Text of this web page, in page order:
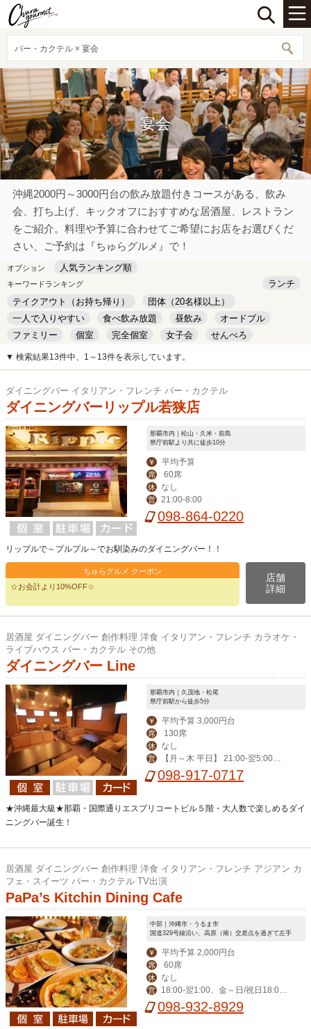
バー・カクテル × 宴会
宴会
沖縄2000円～3000円台の飲み放題付きコースがある、飲み
会、打ち上げ、キックオフにおすすめな居酒屋、レストラン
をご紹介。料理や予算に合わせてご希望にお店をお選びくだ
さい、ご予約は『ちゅらグルメ』で！
オプション 人気ランキング順
キーワードランキング
ランチ
テイクアウト（お持ち帰り）
団体（20名様以上）
一人で入りやすい
食べ飲み放題 昼飲み
オードブル
ファミリー
個室 完全個室 女子会
せんべろ
キッズルーム
安い デート
▼ 検索結果13件中、1～13件を表示しています。
ダイニングバー イタリアン・フレンチ バー・カクテル
ダイニングバーリップル若狭店
那覇市内｜松山・久米・前島
県庁前駅より共に徒歩10分
￥ 平均予算
席 60席
休 なし
営 21:00-8:00
098-864-0220
リップルで～プルプル～でお馴染みのダイニングバー！！
ちゅらグルメ クーポン
☆お会計より10%OFF☆
店舗
詳細
居酒屋 ダイニングバー 創作料理 洋食 イタリアン・フレンチ カラオケ・
ライブハウス バー・カクテル その他
ダイニングバー Line
那覇市内｜久茂地・松尾
県庁前駅から徒歩5分
￥ 平均予算 3,000円台
席 130席
休 なし
営
【月～木 平日】 21:00-翌5:00
【その他】19:00-翌6:00
098-917-0717
★沖縄最大級★那覇・国際通りエスプリコートビル５階・大人数で楽しめるダイ
ニングバー誕生！
居酒屋 ダイニングバー 創作料理 洋食 イタリアン・フレンチ アジアン カ
フェ・スイーツ バー・カクテル TV出演
PaPa’s Kitchin Dining Cafe
中部｜沖縄市・うるま市
国道329号線沿い、高原（南）交差点を過ぎて左手
￥ 平均予算 2,000円台
席 60席
休 なし
営
18:00‐翌1:00、金～日/祝日18:00-
翌2:00
098-932-8929